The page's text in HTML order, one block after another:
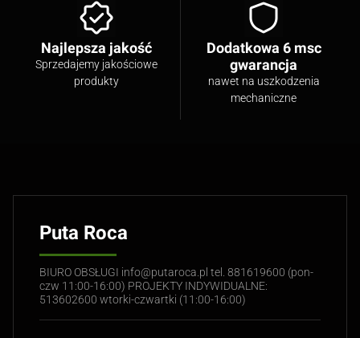
Najlepsza jakość
Sprzedajemy jakościowe
produkty
Dodatkowa 6 msc
gwarancja
nawet na uszkodzenia
mechaniczne
Puta Roca
BIURO OBSŁUGI info@putaroca.pl tel. 881619600 (pon-
czw 11:00-16:00) PROJEKTY INDYWIDUALNE:
513602600 wtorki-czwartki (11:00-16:00)